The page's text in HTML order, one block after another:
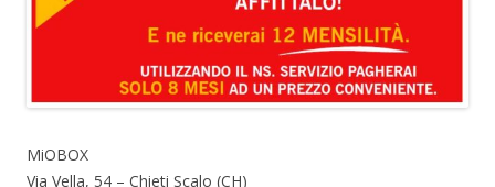
MiOBOX
Via Vella, 54 – Chieti Scalo (CH)